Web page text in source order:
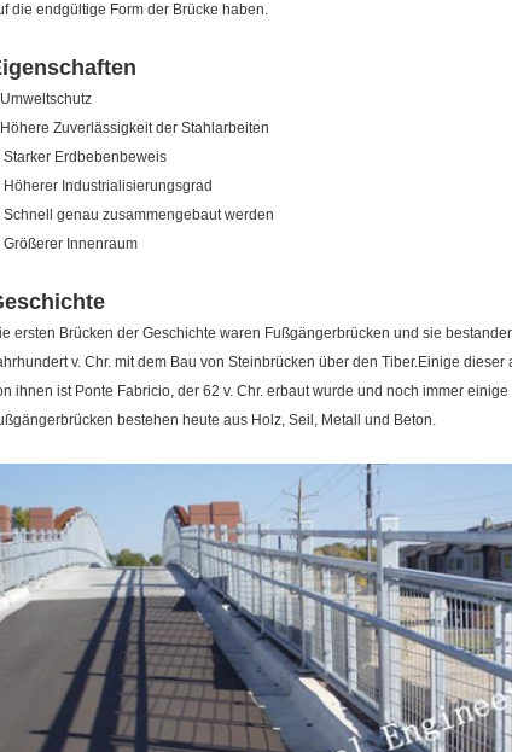
die endgültige Form der Brücke haben.
Zuverlässigkeit der Stahlarbeiten
Starker Erdbebenbeweis
Höherer Industrialisierungsgrad
Schnell genau zusammengebaut werden
Größerer Innenraum
ersten Brücken der Geschichte waren Fußgängerbrücken und sie
v. Chr. mit dem Bau von Steinbrücken über den Tiber.Einige
ihnen ist Ponte Fabricio, der 62 v. Chr. erbaut wurde und noch immer
bestehen heute aus Holz, Seil, Metall und Beton.